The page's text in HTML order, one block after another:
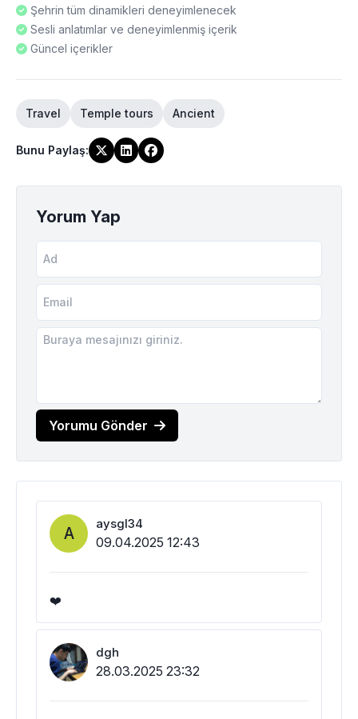
Şehrin tüm dinamikleri deneyimlenecek
Sesli anlatımlar ve deneyimlenmiş içerik
Güncel içerikler
Travel Temple tours Ancient
Bunu Paylaş:
Yorum Yap
Yorumu Gönder
A aysgl34
09.04.2025 12:43
❤️
dgh
28.03.2025 23:32